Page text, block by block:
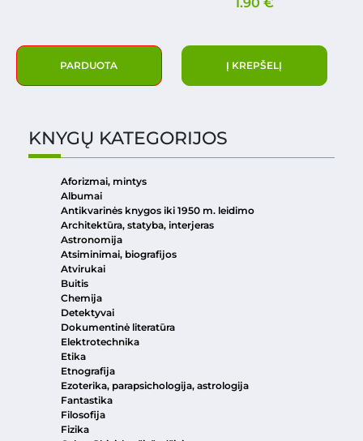
PARDUOTA Į KREPŠELĮ
KNYGŲ KATEGORIJOS
Aforizmai, mintys
Albumai
Antikvarinės knygos iki 1950 m. leidimo
Architektūra, statyba, interjeras
Astronomija
Atsiminimai, biografijos
Atvirukai
Buitis
Chemija
Detektyvai
Dokumentinė literatūra
Elektrotechnika
Etika
Etnografija
Ezoterika, parapsichologija, astrologija
Fantastika
Filosofija
Fizika